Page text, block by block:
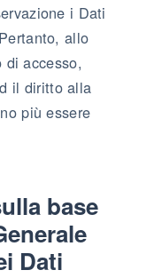
i Dati
allo
accesso,
il diritto alla
più essere
base
Dati